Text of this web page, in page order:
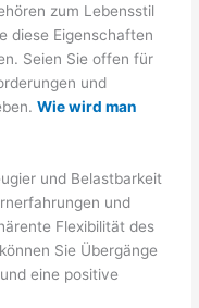
zum Lebensstil
diese Eigenschaften
Seien Sie offen für
und
Wie wird man
und Belastbarkeit
und
Flexibilität des
Sie Übergänge
eine positive